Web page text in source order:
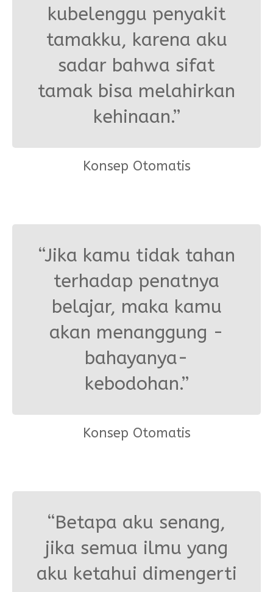
kubelenggu penyakit
tamakku, karena aku
sadar bahwa sifat
tamak bisa melahirkan
kehinaan.”
Konsep Otomatis
“Jika kamu tidak tahan
terhadap penatnya
belajar, maka kamu
akan menanggung -
bahayanya-
kebodohan.”
Konsep Otomatis
“Betapa aku senang,
jika semua ilmu yang
aku ketahui dimengerti